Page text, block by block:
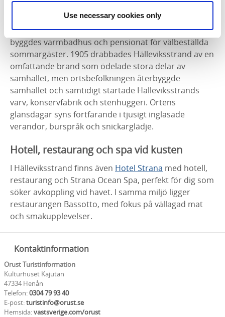
Use necessary cookies only
inland. Vid sidan av storsjöfisket bedrevs också export
av havre och fraktverksamhet. I slutet av 1800-talet,
under badortsepoken som präglade hela kustremsan,
byggdes varmbadhus och pensionat för välbeställda
sommargäster. 1905 drabbades Hälleviksstrand av en
omfattande brand som ödelade stora delar av
samhället, men ortsbefolkningen återbyggde
samhället och samtidigt startade Hälleviksstrands
varv, konservfabrik och stenhuggeri. Ortens
glansdagar syns fortfarande i tjusigt inglasade
verandor, burspråk och snickarglädje.
Hotell, restaurang och spa vid kusten
I Hälleviksstrand finns även Hotel Strana med hotell,
restaurang och Strana Ocean Spa, perfekt för dig som
söker avkoppling vid havet. I samma miljö ligger
restaurangen Bassotto, med fokus på vällagad mat
och smakupplevelser.
Kontaktinformation
Orust Turistinformation
Kulturhuset Kajutan
47334 Henån
Telefon:0304 79 93 40
E-post:turistinfo@orust.se
Hemsida:vastsverige.com/orust